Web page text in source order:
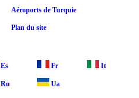
Aéroports de Turquie
Plan du site
Es Fr It
Ru Ua